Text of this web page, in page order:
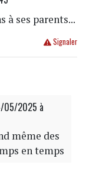
à ses parents...
Signaler
05/2025 à
même des
en temps